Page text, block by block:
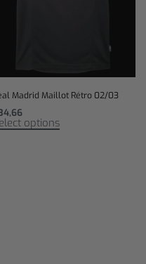
Madrid Maillot Rétro 02/03
options